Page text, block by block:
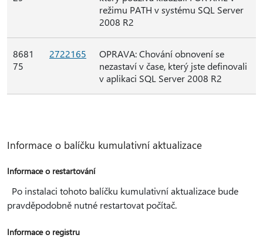
režimu PATH v systému SQL Server
2008 R2
8681
75
2722165
OPRAVA: Chování obnovení se
nezastaví v čase, který jste definovali
v aplikaci SQL Server 2008 R2
Informace o balíčku kumulativní aktualizace
Informace o restartování
Po instalaci tohoto balíčku kumulativní aktualizace bude
pravděpodobně nutné restartovat počítač.
Informace o registru